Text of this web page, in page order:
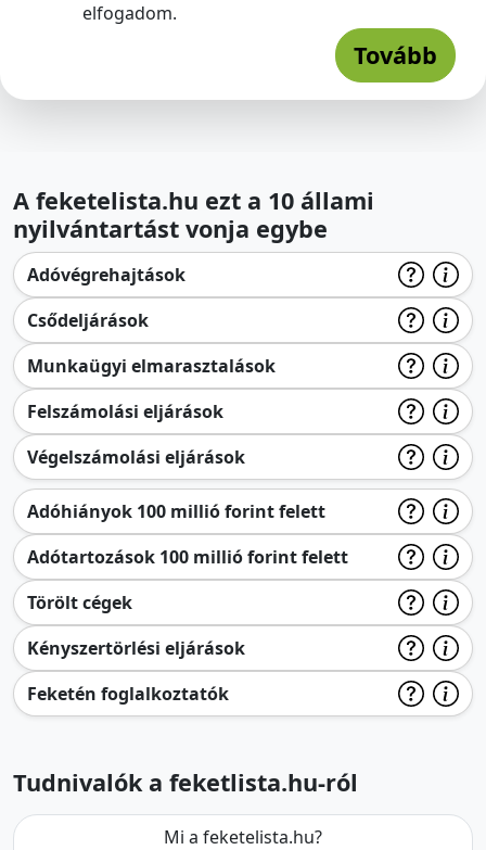
elfogadom.
Tovább
A feketelista.hu ezt a 10 állami
nyilvántartást vonja egybe
Adóvégrehajtások
Csődeljárások
Munkaügyi elmarasztalások
Felszámolási eljárások
Végelszámolási eljárások
Adóhiányok 100 millió forint felett
Adótartozások 100 millió forint felett
Törölt cégek
Kényszertörlési eljárások
Feketén foglalkoztatók
Tudnivalók a feketlista.hu-ról
Mi a feketelista.hu?